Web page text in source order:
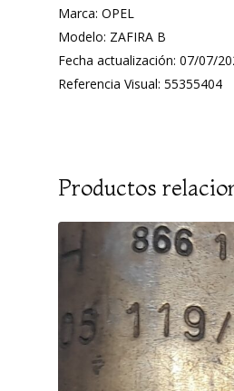
Marca: OPEL
Modelo: ZAFIRA B
Fecha actualización: 07/07/
Referencia Visual: 55355404
Productos